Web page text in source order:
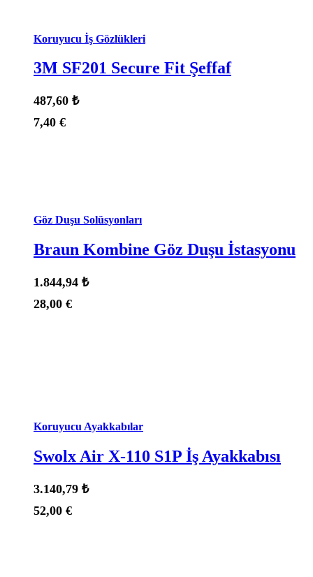
Koruyucu İş Gözlükleri
3M SF201 Secure Fit Şeffaf
487,60 ₺
7,40 €
Göz Duşu Solüsyonları
Braun Kombine Göz Duşu İstasyonu
1.844,94 ₺
28,00 €
Koruyucu Ayakkabılar
Swolx Air X-110 S1P İş Ayakkabısı
3.140,79 ₺
52,00 €